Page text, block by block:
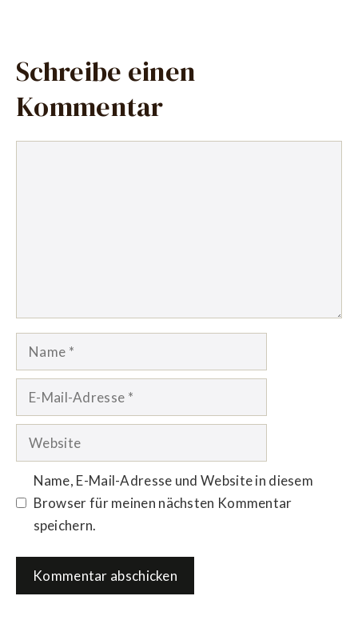
Schreibe einen
Kommentar
Name
Website
Name, E-Mail-Adresse und Website in diesem
Browser für meinen nächsten Kommentar
speichern.